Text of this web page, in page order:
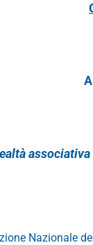
Nazionale